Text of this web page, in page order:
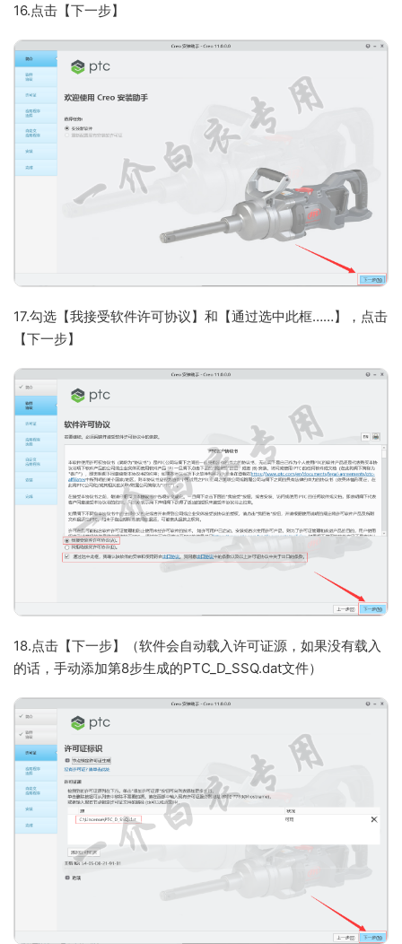
16.点击【下一步】
17.勾选【我接受软件许可协议】和【通过选中此框……】，点击
【下一步】
18.点击【下一步】（软件会自动载入许可证源，如果没有载入
的话，手动添加第8步生成的PTC_D_SSQ.dat文件）